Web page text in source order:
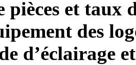
pièces et taux
des
d’éclairage